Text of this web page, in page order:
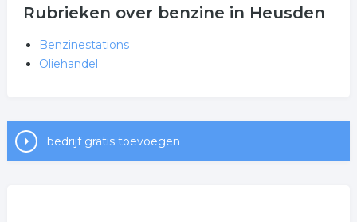
Rubrieken over benzine in Heusden
Benzinestations
Oliehandel
bedrijf gratis toevoegen